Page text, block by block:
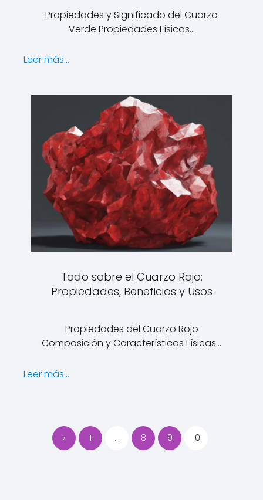
Propiedades y Significado del Cuarzo
Verde Propiedades Físicas…
Leer más...
Todo sobre el Cuarzo Rojo:
Propiedades, Beneficios y Usos
Propiedades del Cuarzo Rojo
Composición y Características Físicas…
Leer más...
« 1 … 8 9 10